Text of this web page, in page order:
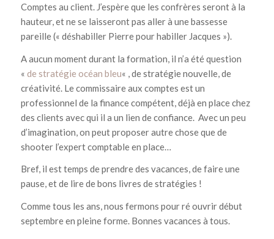
Comptes au client. J’espère que les confrères seront à la
hauteur, et ne se laisseront pas aller à une bassesse
pareille (« déshabiller Pierre pour habiller Jacques »).
A aucun moment durant la formation, il n’a été question
« de stratégie océan bleu« , de stratégie nouvelle, de
créativité. Le commissaire aux comptes est un
professionnel de la finance compétent, déjà en place chez
des clients avec qui il a un lien de confiance. Avec un peu
d’imagination, on peut proposer autre chose que de
shooter l’expert comptable en place…
Bref, il est temps de prendre des vacances, de faire une
pause, et de lire de bons livres de stratégies !
Comme tous les ans, nous fermons pour ré ouvrir début
septembre en pleine forme. Bonnes vacances à tous.